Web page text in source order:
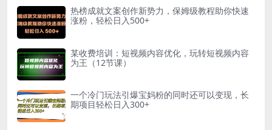
热榜成就文案创作新势力，保姆级教程助你快速
涨粉，轻松日入500+
某收费培训：短视频内容优化，玩转短视频内容
为王（12节课）
一个冷门玩法引爆宝妈粉的同时还可以变现，长
期项目轻松日入300+